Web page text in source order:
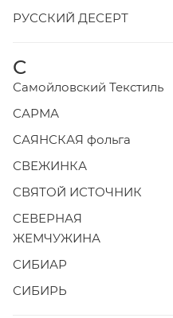
РУССКИЙ ДЕСЕРТ
С
Самойловский Текстиль
САРМА
САЯНСКАЯ фольга
СВЕЖИНКА
СВЯТОЙ ИСТОЧНИК
СЕВЕРНАЯ
ЖЕМЧУЖИНА
СИБИАР
СИБИРЬ